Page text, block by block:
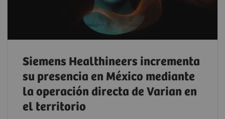
Siemens Healthineers incrementa
su presencia en México mediante
la operación directa de Varian en
el territorio